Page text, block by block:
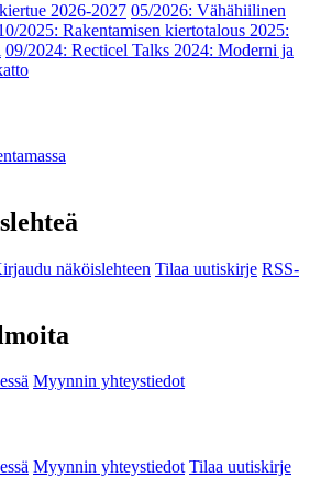
2026-2027 05/2026: Vähähiilinen
2025: Rakentamisen kiertotalous 2025:
09/2024: Recticel Talks 2024: Moderni ja
näköislehteen Tilaa uutiskirje RSS-
Myynnin yhteystiedot
Myynnin yhteystiedot Tilaa uutiskirje